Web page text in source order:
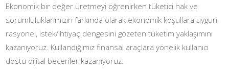
Ekonomik bir değer üretmeyi öğrenirken tüketici hak ve
sorumluluklarımızın farkında olarak ekonomik koşullara uygun,
rasyonel, istek/ihtiyaç dengesini gözeten tüketim yaklaşımını
kazanıyoruz. Kullandığımız finansal araçlara yönelik kullanıcı
dostu dijital beceriler kazanıyoruz.